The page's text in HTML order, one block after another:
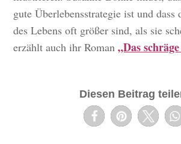
gute Überlebensstrategie ist und
des Lebens oft größer sind, als sie
erzählt auch ihr Roman„Das
Diesen Beitrag